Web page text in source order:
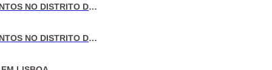
VENDA DE APARTAMENTOS NO DISTRITO DE COIMBRA
VENDA DE APARTAMENTOS NO DISTRITO DE LEIRIA